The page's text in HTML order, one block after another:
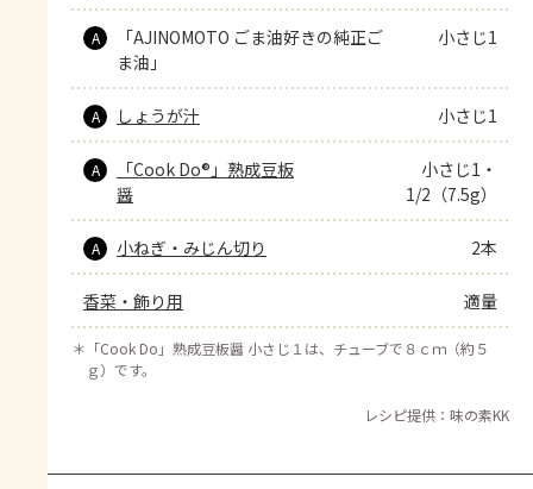
A
「AJINOMOTO ごま油好きの純正ご
ま油」
小さじ1
A しょうが汁 小さじ1
A
「Cook Do®」熟成豆板
醤
小さじ1・
1/2（7.5g）
A 小ねぎ・みじん切り 2本
香菜・飾り用 適量
＊ 「Cook Do」熟成豆板醤 小さじ１は、チューブで８ｃｍ（約５
ｇ）です。
レシピ提供：味の素KK